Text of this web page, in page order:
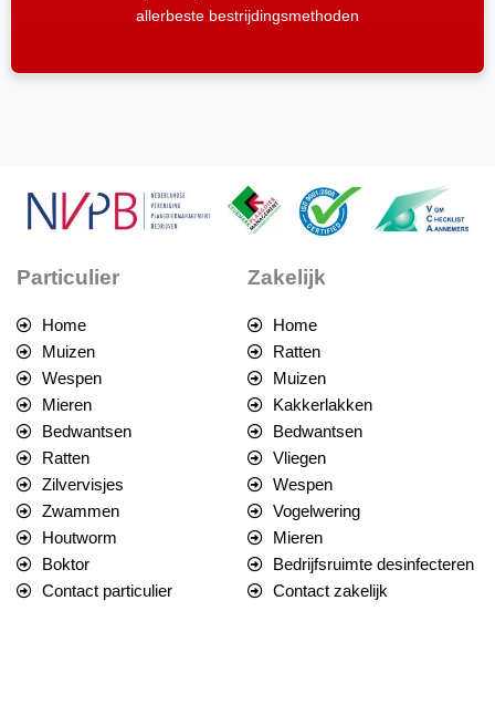
allerbeste bestrijdingsmethoden
Particulier
Home
Muizen
Wespen
Mieren
Bedwantsen
Ratten
Zilvervisjes
Zwammen
Houtworm
Boktor
Contact particulier
Zakelijk
Home
Ratten
Muizen
Kakkerlakken
Bedwantsen
Vliegen
Wespen
Vogelwering
Mieren
Bedrijfsruimte desinfecteren
Contact zakelijk